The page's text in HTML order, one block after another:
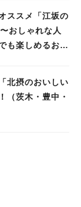
ススメ「江坂の
おしゃれな人
も楽しめるお店
北摂のおいしい
（茨木・豊中・